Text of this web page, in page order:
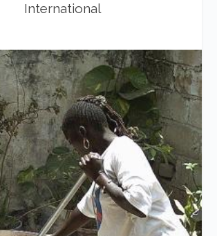
International